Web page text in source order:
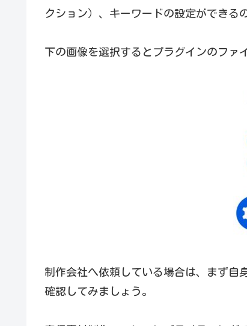
クション）、キーワードの設定ができる
下の画像を選択するとプラグインのファ
制作会社へ依頼している場合は、まず自
確認してみましょう。